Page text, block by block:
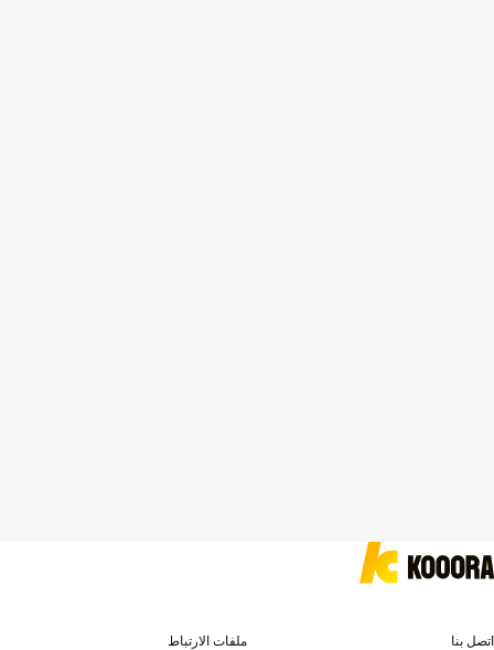
اتصل بنا ملفات الارتباط